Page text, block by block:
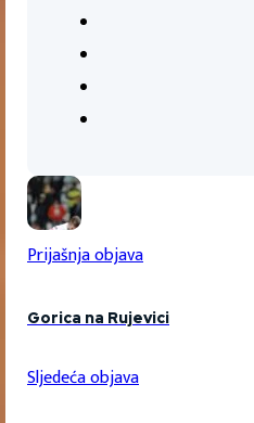
Prijašnja objava
Gorica na Rujevici
Sljedeća objava